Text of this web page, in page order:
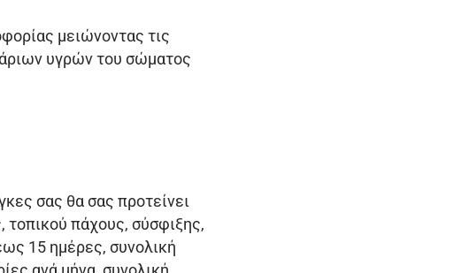
μειώνοντας τις
υγρών του σώματος
σας θα σας προτείνει
τοπικού πάχους, σύσφιξης,
15 ημέρες, συνολική